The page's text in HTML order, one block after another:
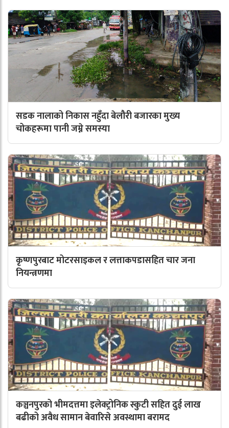
सडक नालाको निकास नहुँदा बेलौरी बजारका मुख्य
चोकहरूमा पानी जम्ने समस्या
कृष्णपुरबाट मोटरसाइकल र लत्ताकपडासहित चार जना
नियन्त्रणमा
कञ्चनपुरको भीमदत्तमा इलेक्ट्रोनिक स्कुटी सहित दुई लाख
बढीको अवैध सामान बेवारिसे अवस्थामा बरामद